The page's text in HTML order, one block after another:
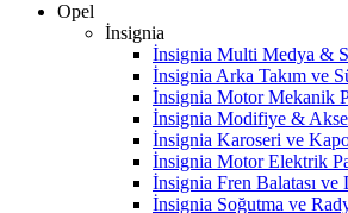
Opel
İnsignia
İnsignia Multi Medya &
İnsignia Arka Takım ve
İnsignia Motor Mekanik
İnsignia Modifiye &
İnsignia Karoseri ve
İnsignia Motor Elektrik
İnsignia Fren Balatası ve
İnsignia Soğutma ve